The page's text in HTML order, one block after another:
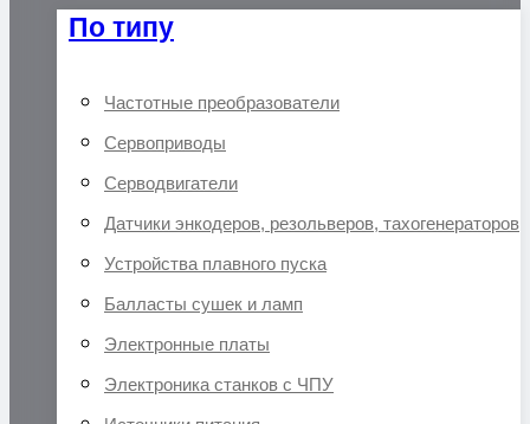
По типу
Частотные преобразователи
Сервоприводы
Серводвигатели
Датчики энкодеров, резольверов, тахогенераторов
Устройства плавного пуска
Балласты сушек и ламп
Электронные платы
Электроника станков с ЧПУ